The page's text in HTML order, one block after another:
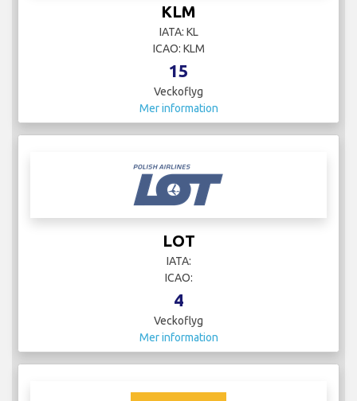
KLM
IATA: KL
ICAO: KLM
15
Veckoflyg
Mer information
LOT
IATA:
ICAO:
4
Veckoflyg
Mer information